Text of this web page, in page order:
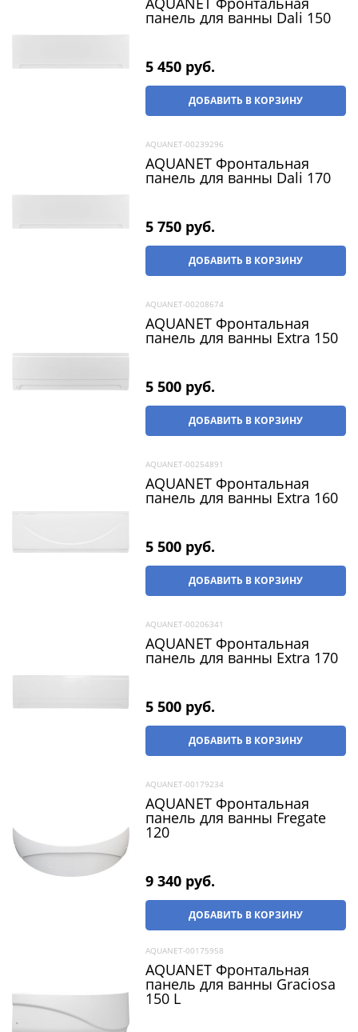
панель для ванны Dali 150
5 450 руб.
ДОБАВИТЬ В КОРЗИНУ
AQUANET-00239296
AQUANET Фронтальная
панель для ванны Dali 170
5 750 руб.
ДОБАВИТЬ В КОРЗИНУ
AQUANET-00208674
AQUANET Фронтальная
панель для ванны Extra 150
5 500 руб.
ДОБАВИТЬ В КОРЗИНУ
AQUANET-00254891
AQUANET Фронтальная
панель для ванны Extra 160
5 500 руб.
ДОБАВИТЬ В КОРЗИНУ
AQUANET-00206341
AQUANET Фронтальная
панель для ванны Extra 170
5 500 руб.
ДОБАВИТЬ В КОРЗИНУ
AQUANET-00179234
AQUANET Фронтальная
панель для ванны Fregate
120
9 340 руб.
ДОБАВИТЬ В КОРЗИНУ
AQUANET-00175958
AQUANET Фронтальная
панель для ванны Graciosa
150 L